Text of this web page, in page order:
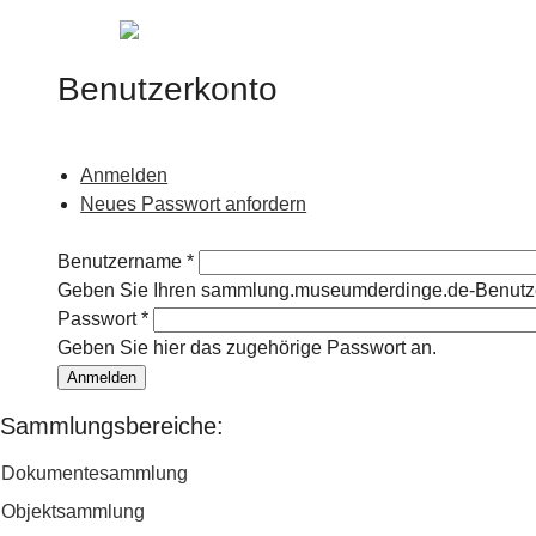
Jump to navigation
Benutzerkonto
Haupt-Reiter
Anmelden
Neues Passwort anfordern
Benutzername *
Geben Sie Ihren sammlung.museumderdinge.de-
Passwort*
Geben Sie hier das zugehörige Passwort an.
Sammlungsbereiche:
Dokumentesammlung
Objektsammlung